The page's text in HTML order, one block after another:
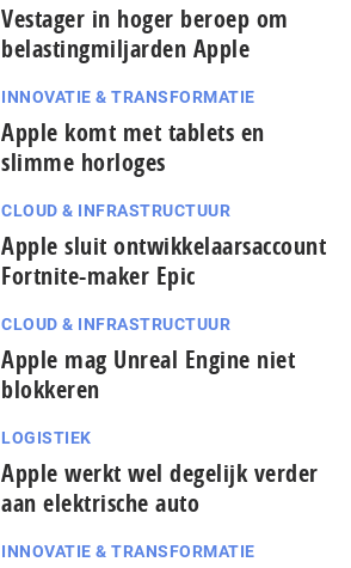
Vestager in hoger beroep om
belastingmiljarden Apple
INNOVATIE & TRANSFORMATIE
Apple komt met tablets en
slimme horloges
CLOUD & INFRASTRUCTUUR
Apple sluit ontwikkelaarsaccount
Fortnite-maker Epic
CLOUD & INFRASTRUCTUUR
Apple mag Unreal Engine niet
blokkeren
LOGISTIEK
Apple werkt wel degelijk verder
aan elektrische auto
INNOVATIE & TRANSFORMATIE